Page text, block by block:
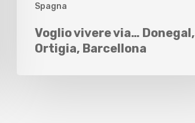
Spagna
Voglio vivere via… Donegal,
Ortigia, Barcellona